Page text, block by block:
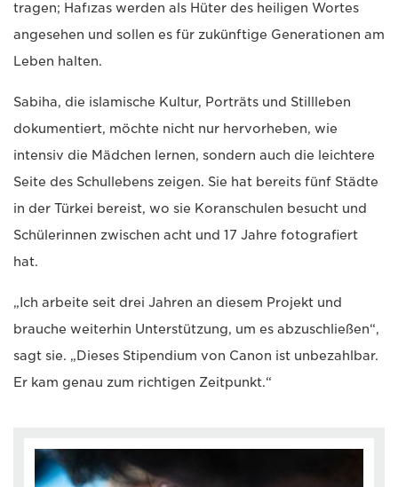
tragen; Hafızas werden als Hüter des heiligen Wortes
angesehen und sollen es für zukünftige Generationen am
Leben halten.
Sabiha, die islamische Kultur, Porträts und Stillleben
dokumentiert, möchte nicht nur hervorheben, wie
intensiv die Mädchen lernen, sondern auch die leichtere
Seite des Schullebens zeigen. Sie hat bereits fünf Städte
in der Türkei bereist, wo sie Koranschulen besucht und
Schülerinnen zwischen acht und 17 Jahre fotografiert
hat.
„Ich arbeite seit drei Jahren an diesem Projekt und
brauche weiterhin Unterstützung, um es abzuschließen“,
sagt sie. „Dieses Stipendium von Canon ist unbezahlbar.
Er kam genau zum richtigen Zeitpunkt.“